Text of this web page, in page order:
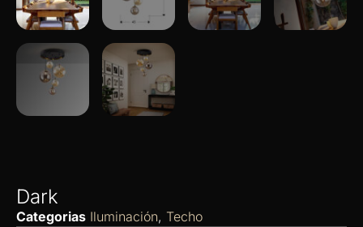
Dark
Categorias Iluminación, Techo